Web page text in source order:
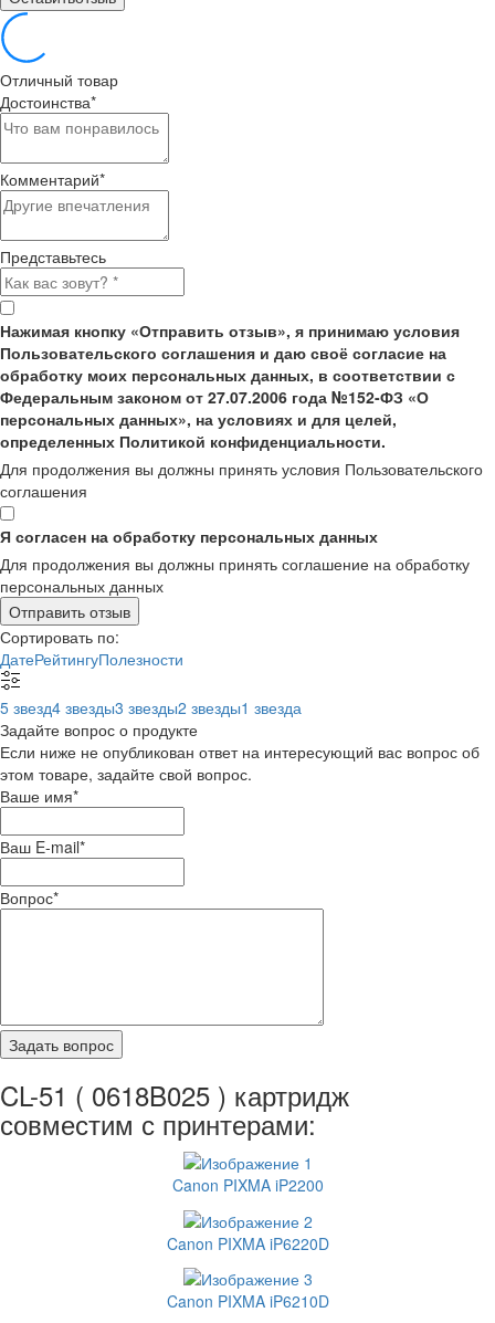
Отличный товар
Достоинства*
Комментарий*
Представьтесь
Нажимая кнопку «Отправить отзыв», я принимаю условия
Пользовательского соглашения и даю своё согласие на
обработку моих персональных данных, в соответствии с
Федеральным законом от 27.07.2006 года №152-ФЗ «О
персональных данных», на условиях и для целей,
определенных Политикой конфиденциальности.
Для продолжения вы должны принять условия Пользовательского
соглашения
Я согласен на обработку персональных данных
Для продолжения вы должны принять соглашение на обработку
персональных данных
Отправить отзыв
Сортировать по:
ДатеРейтингуПолезности
5 звезд4 звезды3 звезды2 звезды1 звезда
Задайте вопрос о продукте
Если ниже не опубликован ответ на интересующий вас вопрос об
этом товаре, задайте свой вопрос.
Ваше имя*
Ваш E-mail*
Вопрос*
CL-51 ( 0618B025 ) картридж
совместим с принтерами:
Canon PIXMA iP2200
Canon PIXMA iP6220D
Canon PIXMA iP6210D